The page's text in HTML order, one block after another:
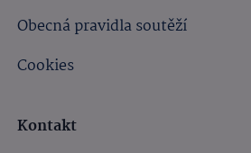
Obecná pravidla soutěží
Cookies
Kontakt